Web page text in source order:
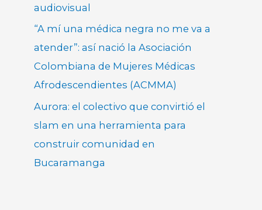
audiovisual
“A mí una médica negra no me va a
atender”: así nació la Asociación
Colombiana de Mujeres Médicas
Afrodescendientes (ACMMA)
Aurora: el colectivo que convirtió el
slam en una herramienta para
construir comunidad en
Bucaramanga